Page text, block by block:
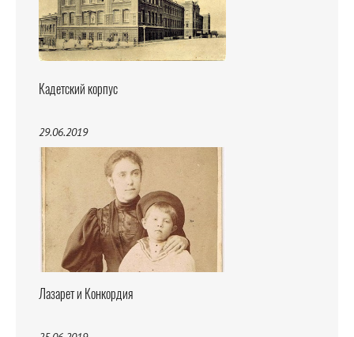
Кадетский корпус
29.06.2019
Лазарет и Конкордия